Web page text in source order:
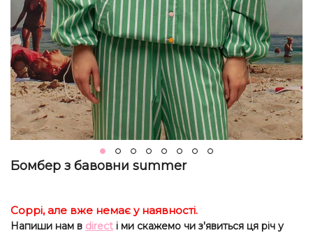
Бомбер з бавовни summer
Соррі, але вже немає у наявності.
Напиши нам в direct і ми скажемо чи з'явиться ця річ у